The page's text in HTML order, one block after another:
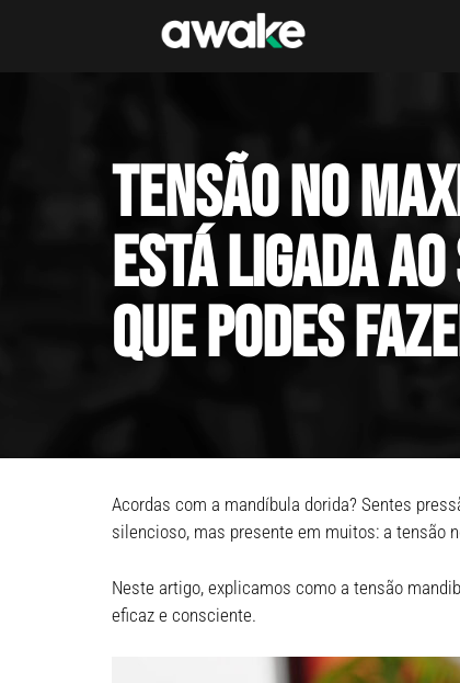
Tensão no
está ligada
que podes
Acordas com a mandíbula dorida? Sentes
silencioso, mas presente em muitos: a tensão
Neste artigo, explicamos como a tensão
eficaz e consciente.